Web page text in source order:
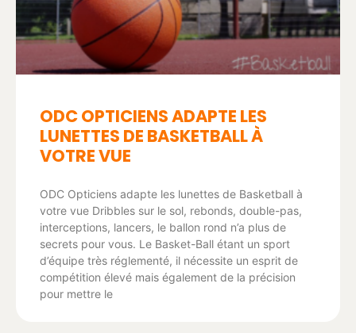
ODC OPTICIENS ADAPTE LES
LUNETTES DE BASKETBALL À
VOTRE VUE
ODC Opticiens adapte les lunettes de Basketball à
votre vue Dribbles sur le sol, rebonds, double-pas,
interceptions, lancers, le ballon rond n’a plus de
secrets pour vous. Le Basket-Ball étant un sport
d’équipe très réglementé, il nécessite un esprit de
compétition élevé mais également de la précision
pour mettre le